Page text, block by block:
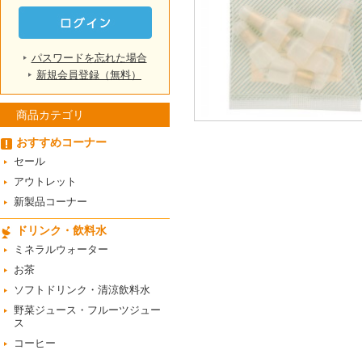
パスワードを忘れた場合
新規会員登録（無料）
商品カテゴリ
おすすめコーナー
セール
アウトレット
新製品コーナー
ドリンク・飲料水
ミネラルウォーター
お茶
ソフトドリンク・清涼飲料水
野菜ジュース・フルーツジュー
ス
コーヒー